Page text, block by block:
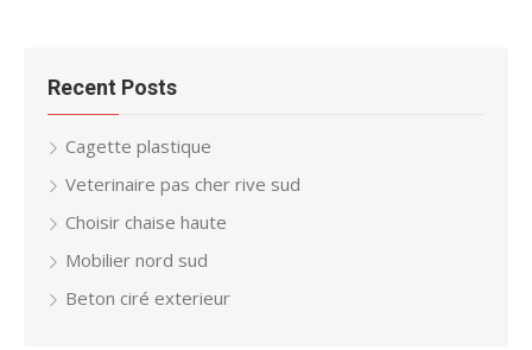
Recent Posts
Cagette plastique
Veterinaire pas cher rive sud
Choisir chaise haute
Mobilier nord sud
Beton ciré exterieur